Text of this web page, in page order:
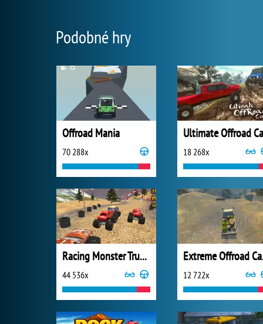
Podobné hry
Offroad Mania
70 288x 18 268x
Racing Monster Truck Game 3D
44 536x 12 722x